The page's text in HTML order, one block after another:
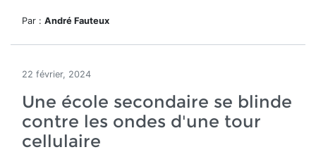
Par : André Fauteux
22 février, 2024
Une école secondaire se blinde
contre les ondes d'une tour
cellulaire